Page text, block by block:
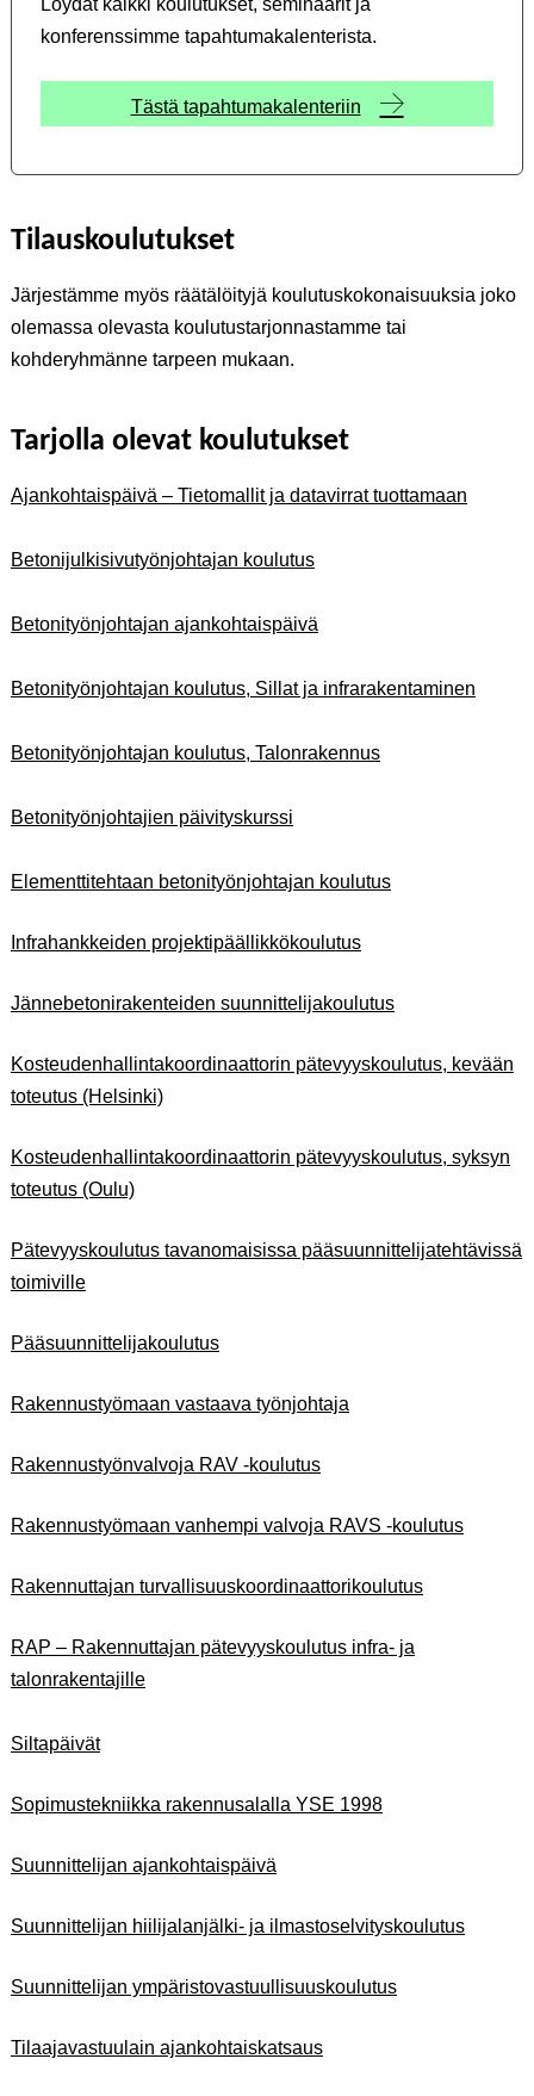
Löydät kaikki koulutukset, seminaarit ja
konferenssimme tapahtumakalenterista.
Tästä tapahtumakalenteriin
Tilauskoulutukset
Järjestämme myös räätälöityjä koulutuskokonaisuuksia joko
olemassa olevasta koulutustarjonnastamme tai
kohderyhmänne tarpeen mukaan.
Tarjolla olevat koulutukset
Ajankohtaispäivä – Tietomallit ja datavirrat tuottamaan
Betonijulkisivutyönjohtajan koulutus
Betonityönjohtajan ajankohtaispäivä
Betonityönjohtajan koulutus, Sillat ja infrarakentaminen
Betonityönjohtajan koulutus, Talonrakennus
Betonityönjohtajien päivityskurssi
Elementtitehtaan betonityönjohtajan koulutus
Infrahankkeiden projektipäällikkökoulutus
Jännebetonirakenteiden suunnittelijakoulutus
Kosteudenhallintakoordinaattorin pätevyyskoulutus, kevään
toteutus (Helsinki)
Kosteudenhallintakoordinaattorin pätevyyskoulutus, syksyn
toteutus (Oulu)
Pätevyyskoulutus tavanomaisissa pääsuunnittelijatehtävissä
toimiville
Pääsuunnittelijakoulutus
Rakennustyömaan vastaava työnjohtaja
Rakennustyönvalvoja RAV -koulutus
Rakennustyömaan vanhempi valvoja RAVS -koulutus
Rakennuttajan turvallisuuskoordinaattorikoulutus
RAP – Rakennuttajan pätevyyskoulutus infra- ja
talonrakentajille
Siltapäivät
Sopimustekniikka rakennusalalla YSE 1998
Suunnittelijan ajankohtaispäivä
Suunnittelijan hiilijalanjälki- ja ilmastoselvityskoulutus
Suunnittelijan ympäristovastuullisuuskoulutus
Tilaajavastuulain ajankohtaiskatsaus